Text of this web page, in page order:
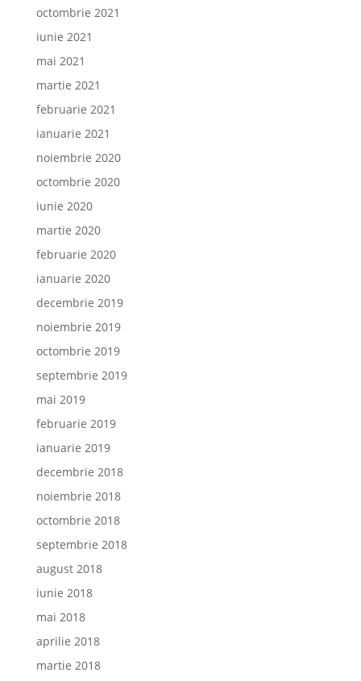
octombrie 2021
iunie 2021
mai 2021
martie 2021
februarie 2021
ianuarie 2021
noiembrie 2020
octombrie 2020
iunie 2020
martie 2020
februarie 2020
ianuarie 2020
decembrie 2019
noiembrie 2019
octombrie 2019
septembrie 2019
mai 2019
februarie 2019
ianuarie 2019
decembrie 2018
noiembrie 2018
octombrie 2018
septembrie 2018
august 2018
iunie 2018
mai 2018
aprilie 2018
martie 2018